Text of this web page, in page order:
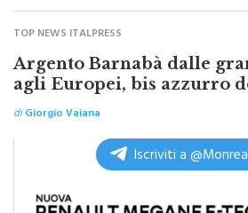
TOP NEWS ITALPRESS
Argento Barnabà dalle
agli Europei, bis azzurro
diGiorgio Vaiana
Iscriviti a